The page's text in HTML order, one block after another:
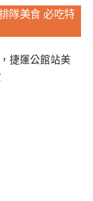
隊美食 必吃特